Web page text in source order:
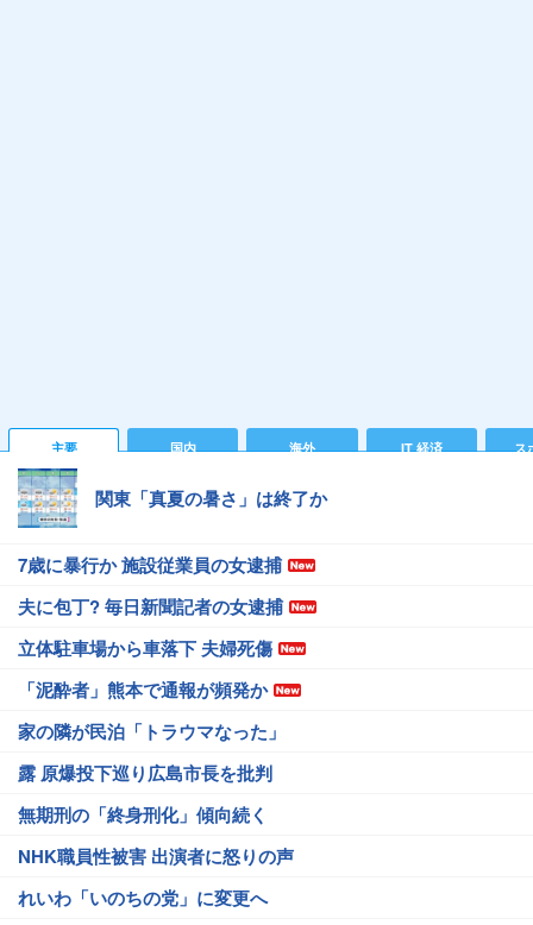
主要 国内 海外 IT 経済 ス
関東「真夏の暑さ」は終了か
7歳に暴行か 施設従業員の女逮捕
夫に包丁? 毎日新聞記者の女逮捕
立体駐車場から車落下 夫婦死傷
「泥酔者」熊本で通報が頻発か
家の隣が民泊「トラウマなった」
露 原爆投下巡り広島市長を批判
無期刑の「終身刑化」傾向続く
NHK職員性被害 出演者に怒りの声
れいわ「いのちの党」に変更へ